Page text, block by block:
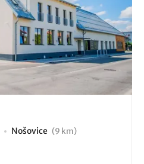
Nošovice (9 km)